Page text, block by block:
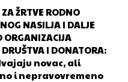
ŽRTVE RODNO
NASILJA I DALJE
ORGANIZACIJA
I DONATORA:
novac, ali
i nepravovremeno